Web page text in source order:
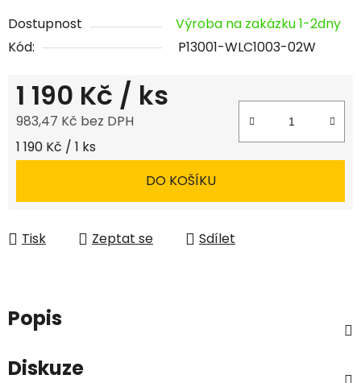
Dostupnost
Výroba na zakázku 1-2dny
Kód:
P13001-WLC1003-02W
1 190 Kč / ks
983,47 Kč bez DPH
Měrná cena:
1 190 Kč / 1 ks
DO KOŠÍKU
Tisk Zeptat se Sdílet
Popis
Diskuze